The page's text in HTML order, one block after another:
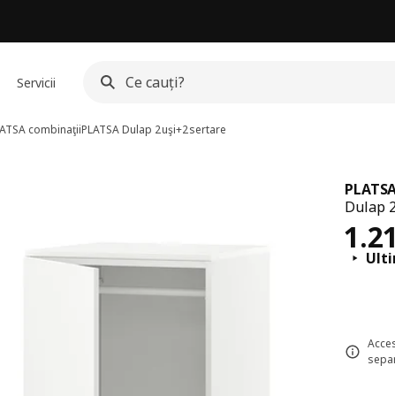
Servicii
combinaţiiPLATSADulap 2uşi+2sertare
Dulap